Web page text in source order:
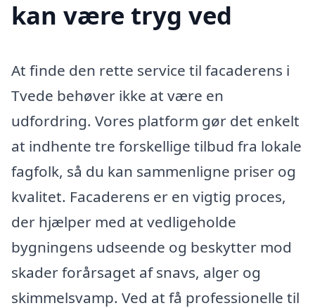
kan være tryg ved
At finde den rette service til facaderens i
Tvede behøver ikke at være en
udfordring. Vores platform gør det enkelt
at indhente tre forskellige tilbud fra lokale
fagfolk, så du kan sammenligne priser og
kvalitet. Facaderens er en vigtig proces,
der hjælper med at vedligeholde
bygningens udseende og beskytter mod
skader forårsaget af snavs, alger og
skimmelsvamp. Ved at få professionelle til